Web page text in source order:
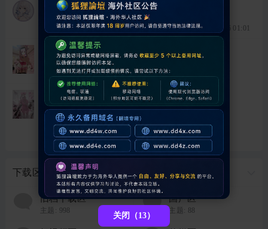
直播短片
主题:338
最后发表: 3 小时前
最后发表: 2026-6-6 01:01
主播电影
主题:341
最后发表:3 小时前
最后发表:
制服丝袜
主题:369
最后发表:3 小时前
下载区
旧档下载区
主题: 998
国产区
主题:
关闭（13）